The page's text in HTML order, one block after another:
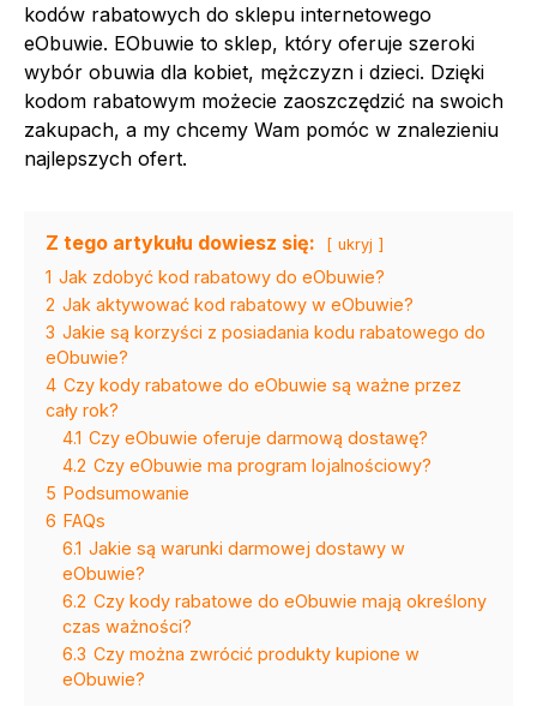
kodów rabatowych do sklepu internetowego
eObuwie. EObuwie to sklep, który oferuje szeroki
wybór obuwia dla kobiet, mężczyzn i dzieci. Dzięki
kodom rabatowym możecie zaoszczędzić na swoich
zakupach, a my chcemy Wam pomóc w znalezieniu
najlepszych ofert.
Z tego artykułu dowiesz się: ukryj
1 Jak zdobyć kod rabatowy do eObuwie?
2 Jak aktywować kod rabatowy w eObuwie?
3 Jakie są korzyści z posiadania kodu rabatowego do
eObuwie?
4 Czy kody rabatowe do eObuwie są ważne przez
cały rok?
4.1 Czy eObuwie oferuje darmową dostawę?
4.2 Czy eObuwie ma program lojalnościowy?
5 Podsumowanie
6 FAQs
6.1 Jakie są warunki darmowej dostawy w
eObuwie?
6.2 Czy kody rabatowe do eObuwie mają określony
czas ważności?
6.3 Czy można zwrócić produkty kupione w
eObuwie?